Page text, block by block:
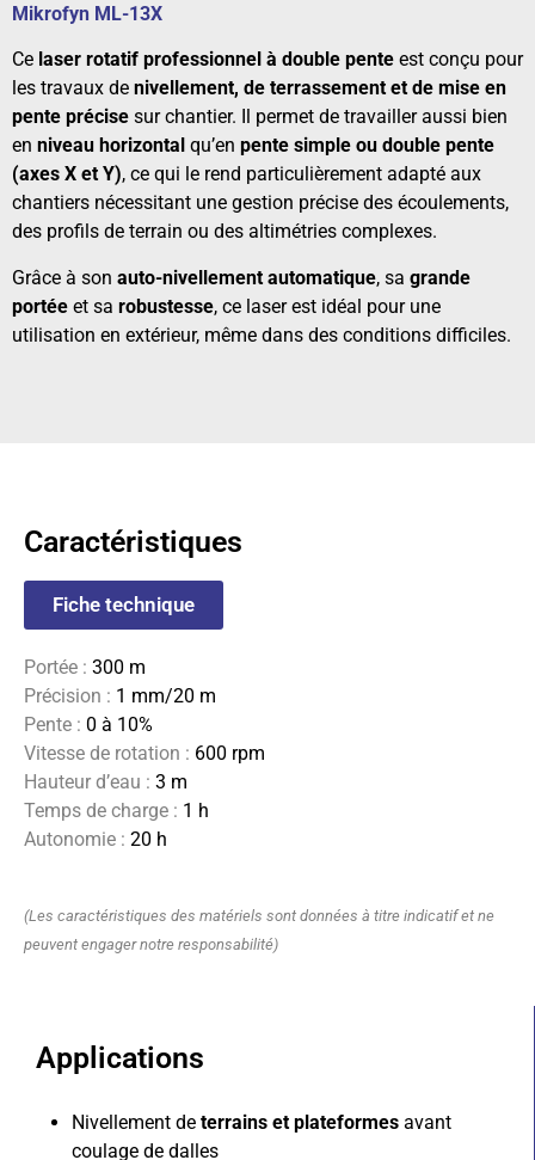
Mikrofyn ML-13X
Ce laser rotatif professionnel à double pente est conçu pour
les travaux de nivellement, de terrassement et de mise en
pente précise sur chantier. Il permet de travailler aussi bien
en niveau horizontal qu’en pente simple ou double pente
(axes X et Y), ce qui le rend particulièrement adapté aux
chantiers nécessitant une gestion précise des écoulements,
des profils de terrain ou des altimétries complexes.
Grâce à son auto-nivellement automatique, sa grande
portée et sa robustesse, ce laser est idéal pour une
utilisation en extérieur, même dans des conditions difficiles.
Applications
Nivellement de terrains et plateformes avant
coulage de dalles
Caractéristiques
Fiche technique
Portée : 300 m
Précision : 1 mm/20 m
Pente : 0 à 10%
Vitesse de rotation : 600 rpm
Hauteur d’eau : 3 m
Temps de charge : 1 h
Autonomie : 20 h
(Les caractéristiques des matériels sont données à titre indicatif et ne
peuvent engager notre responsabilité)